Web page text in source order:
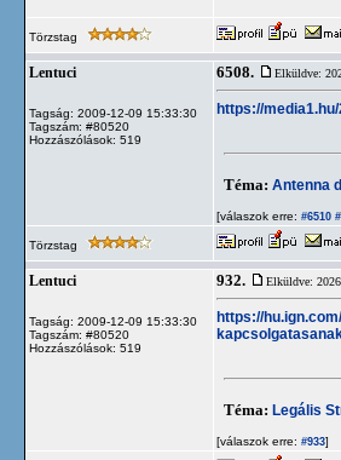
Törzstag
Lentuci
Tagság: 2009-12-09 15:33:30
Tagszám: #80520
Hozzászólások: 519
6508. Elküldve:
https://
Téma: Antenna
[válaszok erre: #6510
Törzstag
Lentuci
Tagság: 2009-12-09 15:33:30
Tagszám: #80520
Hozzászólások: 519
932. Elküldve:
https://
Téma: Legális
[válaszok erre: #933]